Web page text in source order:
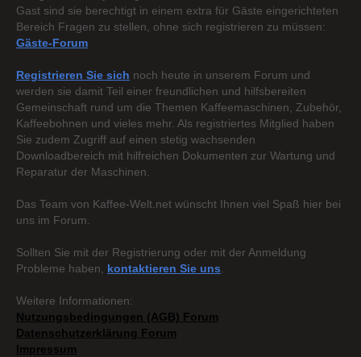
Gast sind sie berechtigt in einem extra für Gäste eingerichteten
Bereich Fragen zu stellen, ohne sich registrieren zu müssen:
Gäste-Forum
Registrieren Sie sich noch heute in unserem Forum und
werden sie damit Teil einer freundlichen und hilfsbereiten
Gemeinschaft rund um die Themen Kaffeemaschinen, Zubehör,
Kaffeebohnen und vieles mehr. Als registriertes Mitglied haben
Sie zudem Zugriff auf einen stetig wachsenden
Downloadbereich mit hilfreichen Dokumenten zur Wartung und
Reparatur der Maschinen.
Das Team von Kaffee-Welt.net wünscht Ihnen viel Spaß hier bei
uns im Forum.
Sollten Sie mit der Registrierung oder mit der Anmeldung
Probleme haben, kontaktieren Sie uns
Weitere Informationen:
Nutzungsbedingungen (AGB) Forum
Datenschutzerklärung Forum
Impressum